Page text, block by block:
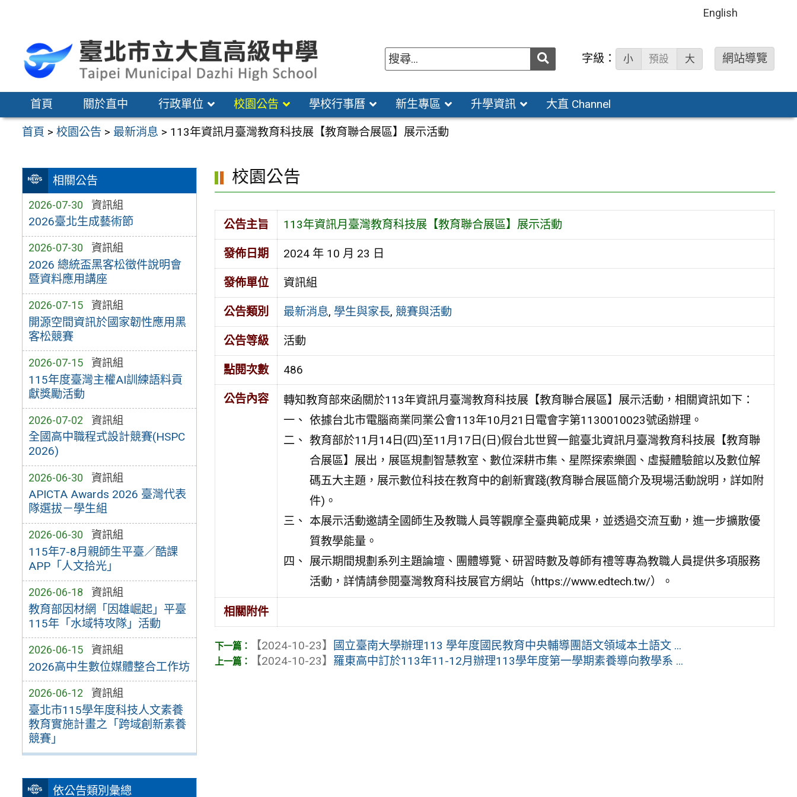
區
English
送出 字級： 小 預設 大 網站導覽
首頁 關於直中 行政單位 校園公告 學校行事曆 新生專區 升學資訊 大直 Channel
首頁 >校園公告 > 最新消息 > 113年資訊月臺灣教育科技展【教育聯合展區】展示活動
相關公告
2026-07-30 資訊組
2026臺北生成藝術節
2026-07-30 資訊組
2026 總統盃黑客松徵件說明會
暨資料應用講座
2026-07-15 資訊組
開源空間資訊於國家韌性應用黑
客松競賽
2026-07-15 資訊組
115年度臺灣主權AI訓練語料貢
獻獎勵活動
2026-07-02 資訊組
全國高中職程式設計競賽(HSPC
2026)
2026-06-30 資訊組
APICTA Awards 2026 臺灣代表
隊選拔－學生組
2026-06-30 資訊組
115年7-8月親師生平臺／酷課
APP「人文拾光」
2026-06-18 資訊組
教育部因材網「因雄崛起」平臺
115年「水域特攻隊」活動
2026-06-15 資訊組
2026高中生數位媒體整合工作坊
2026-06-12 資訊組
臺北市115學年度科技人文素養
教育實施計畫之「跨域創新素養
競賽」
依公告類別彙總
校園公告
公告主旨 113年資訊月臺灣教育科技展【教育聯合展區】展示活動
發佈日期 2024 年 10 月 23 日
發佈單位 資訊組
公告類別 最新消息, 學生與家長, 競賽與活動
公告等級 活動
點閱次數 486
公告內容
轉知教育部來函關於113年資訊月臺灣教育科技展【教育聯合展區】展示活動，相關資訊如下：
依據台北市電腦商業同業公會113年10月21日電會字第1130010023號函辦理。
教育部於11月14日(四)至11月17日(日)假台北世貿一館臺北資訊月臺灣教育科技展【教育聯
合展區】展出，展區規劃智慧教室、數位深耕市集、星際探索樂園、虛擬體驗館以及數位解
碼五大主題，展示數位科技在教育中的創新實踐(教育聯合展區簡介及現場活動說明，詳如附
件)。
本展示活動邀請全國師生及教職人員等觀摩全臺典範成果，並透過交流互動，進一步擴散優
質教學能量。
展示期間規劃系列主題論壇、團體導覽、研習時數及尊師有禮等專為教職人員提供多項服務
活動，詳情請參閱臺灣教育科技展官方網站（https://www.edtech.tw/）。
相關附件
【2024-10-23】
國立臺南大學辦理113 學年度國民教育中央輔導團語文領域本土語文 ...
【2024-10-23】 羅東高中訂於113年11-12月辦理113學年度第一學期素養導向教學系 ...